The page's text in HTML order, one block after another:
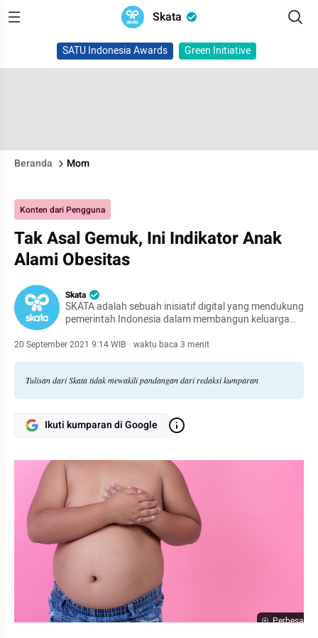
Skata
SATU Indonesia Awards Green Initiative
Beranda Mom
Konten dari Pengguna
Tak Asal Gemuk, Ini Indikator Anak
Alami Obesitas
Skata
SKATA adalah sebuah inisiatif digital yang mendukung
pemerintah Indonesia dalam membangun keluarga
tahun 2015 melalui kerjasama antara Johns Hopkins
20 September 2021 9:14 WIB · waktu baca 3 menit
Tulisan dari Skata tidak mewakili pandangan dari redaksi kumparan
Ikuti kumparan di Google
Perbesar